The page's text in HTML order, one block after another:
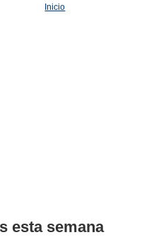
Inicio
esta semana